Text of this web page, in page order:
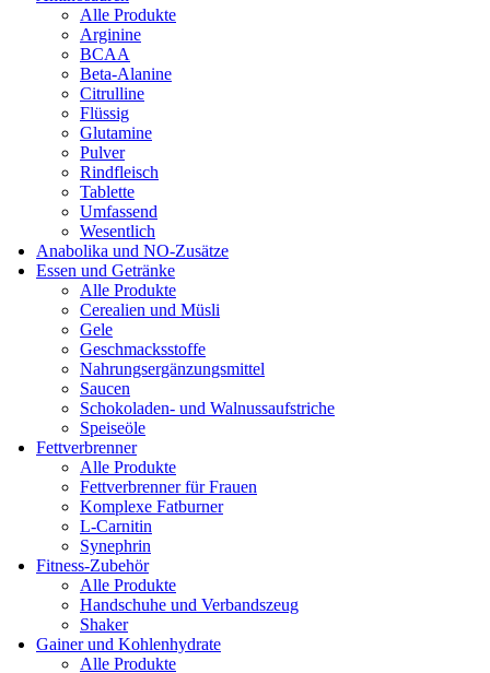
Alle Produkte
Arginine
BCAA
Beta-Alanine
Citrulline
Flüssig
Glutamine
Pulver
Rindfleisch
Tablette
Umfassend
Wesentlich
Anabolika und NO-Zusätze
Essen und Getränke
Alle Produkte
Cerealien und Müsli
Gele
Geschmacksstoffe
Nahrungsergänzungsmittel
Saucen
Schokoladen- und Walnussaufstriche
Speiseöle
Fettverbrenner
Alle Produkte
Fettverbrenner für Frauen
Komplexe Fatburner
L-Carnitin
Synephrin
Fitness-Zubehör
Alle Produkte
Handschuhe und Verbandszeug
Shaker
Gainer und Kohlenhydrate
Alle Produkte